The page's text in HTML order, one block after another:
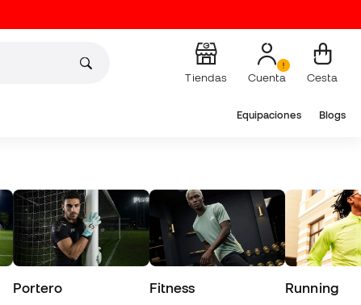
Tiendas Cuenta Cesta
Equipaciones Blogs
Portero Fitness Running